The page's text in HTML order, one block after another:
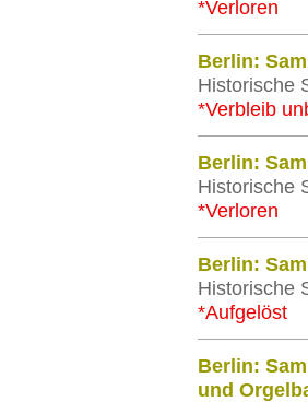
*Verloren
Berlin:
Historische
*Verbleib
Berlin:
Historische
*Verloren
Berlin:
Historische
*Aufgelöst
Berlin:
und